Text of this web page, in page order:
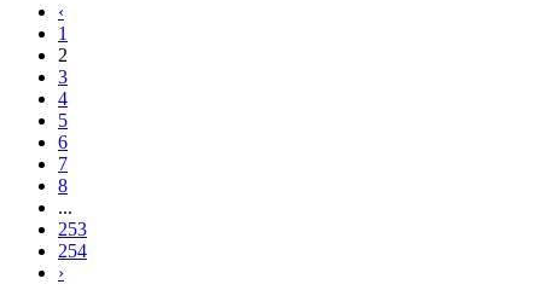
‹
1
2
3
4
5
6
7
8
...
253
254
›